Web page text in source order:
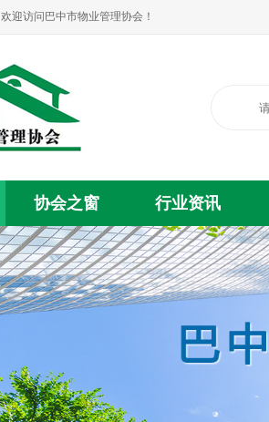
欢迎访问巴中市物业管理协会！
协会之窗 行业资讯